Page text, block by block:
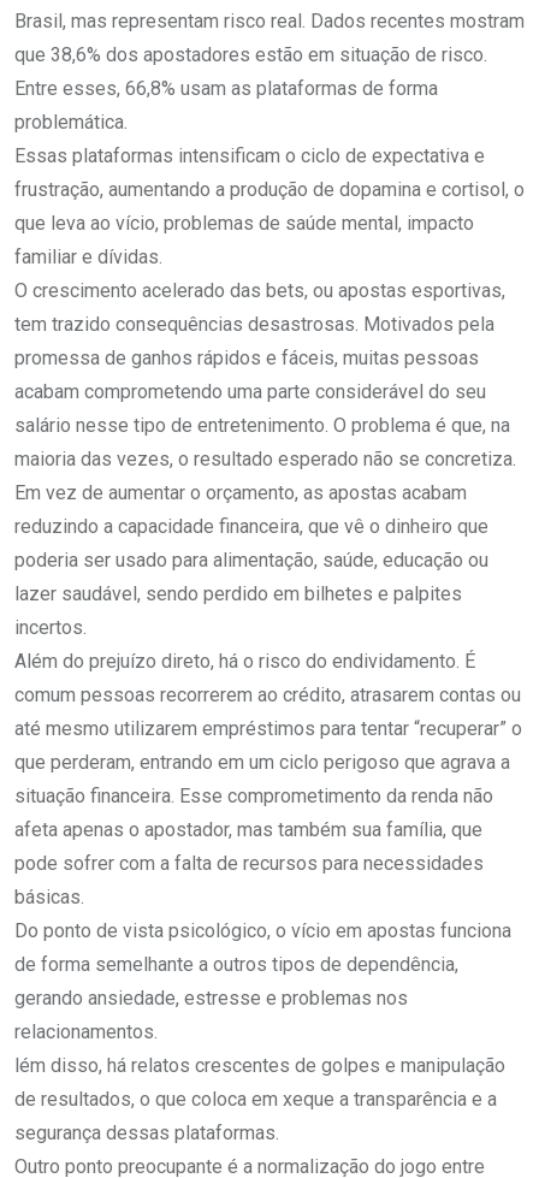
Brasil, mas representam risco real. Dados recentes mostram
que 38,6% dos apostadores estão em situação de risco.
Entre esses, 66,8% usam as plataformas de forma
problemática.
Essas plataformas intensificam o ciclo de expectativa e
frustração, aumentando a produção de dopamina e cortisol, o
que leva ao vício, problemas de saúde mental, impacto
familiar e dívidas.
O crescimento acelerado das bets, ou apostas esportivas,
tem trazido consequências desastrosas. Motivados pela
promessa de ganhos rápidos e fáceis, muitas pessoas
acabam comprometendo uma parte considerável do seu
salário nesse tipo de entretenimento. O problema é que, na
maioria das vezes, o resultado esperado não se concretiza.
Em vez de aumentar o orçamento, as apostas acabam
reduzindo a capacidade financeira, que vê o dinheiro que
poderia ser usado para alimentação, saúde, educação ou
lazer saudável, sendo perdido em bilhetes e palpites
incertos.
Além do prejuízo direto, há o risco do endividamento. É
comum pessoas recorrerem ao crédito, atrasarem contas ou
até mesmo utilizarem empréstimos para tentar “recuperar” o
que perderam, entrando em um ciclo perigoso que agrava a
situação financeira. Esse comprometimento da renda não
afeta apenas o apostador, mas também sua família, que
pode sofrer com a falta de recursos para necessidades
básicas.
Do ponto de vista psicológico, o vício em apostas funciona
de forma semelhante a outros tipos de dependência,
gerando ansiedade, estresse e problemas nos
relacionamentos.
lém disso, há relatos crescentes de golpes e manipulação
de resultados, o que coloca em xeque a transparência e a
segurança dessas plataformas.
Outro ponto preocupante é a normalização do jogo entre